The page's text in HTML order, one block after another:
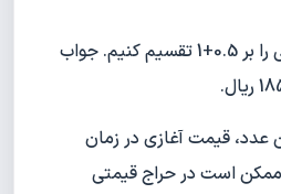
کافی است قیمت قبلی را بر 0.5+1 تقسیم کنیم. جواب
عدد، قیمت آغازی در زمان
است در حراج قیمتی